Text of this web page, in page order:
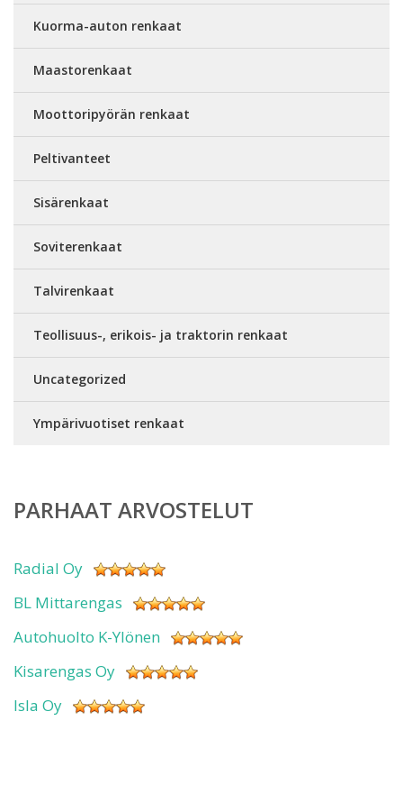
Kuorma-auton renkaat
Maastorenkaat
Moottoripyörän renkaat
Peltivanteet
Sisärenkaat
Soviterenkaat
Talvirenkaat
Teollisuus-, erikois- ja traktorin renkaat
Uncategorized
Ympärivuotiset renkaat
PARHAAT ARVOSTELUT
Radial Oy
BL Mittarengas
Autohuolto K-Ylönen
Kisarengas Oy
Isla Oy